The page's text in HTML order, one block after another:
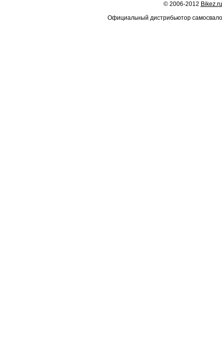
© 2006-2012 Bikez.ru
Официальный дистрибьютор